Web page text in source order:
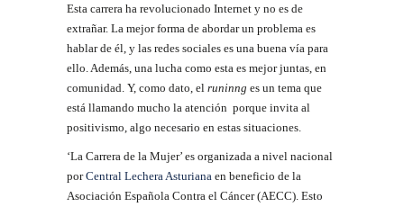
Esta carrera ha revolucionado Internet y no es de
extrañar. La mejor forma de abordar un problema es
hablar de él, y las redes sociales es una buena vía para
ello. Además, una lucha como esta es mejor juntas, en
comunidad. Y, como dato, el runinng es un tema que
está llamando mucho la atención porque invita al
positivismo, algo necesario en estas situaciones.
‘La Carrera de la Mujer’ es organizada a nivel nacional
porCentral Lechera Asturiana en beneficio de la
Asociación Española Contra el Cáncer (AECC). Esto